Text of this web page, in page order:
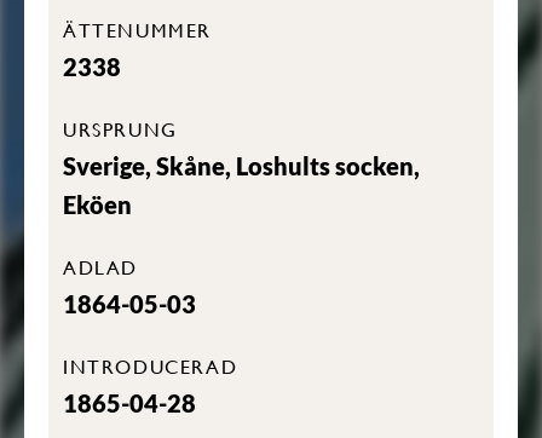
ÄTTENUMMER
2338
URSPRUNG
Sverige, Skåne, Loshults socken,
Eköen
ADLAD
1864-05-03
INTRODUCERAD
1865-04-28